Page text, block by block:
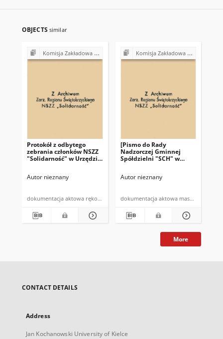
OBJECTS similar
Komisja Zakładowa NSZZ "Solidarność" przy Urzędzie Gminy w Bodzentynie
Protokół z odbytego
zebrania członków NSZZ
"Solidarność" w Urzędzie
Autor nieznany
dokumentacja aktowa rękopis
Komisja Zakładowa NSZZ "Solidarność" przy Urzędzie Gminy w Bodzentynie
[Pismo do Rady
Nadzorczej Gminnej
Spółdzielni "SCH" w
"Solidarność" w
Autor nieznany
dokumentacja aktowa maszynopis
More
CONTACT DETAILS
Address
Jan Kochanowski University of Kielce